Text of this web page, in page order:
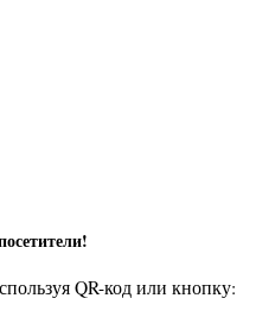
QR-код или кнопку: